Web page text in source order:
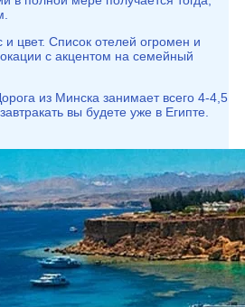
цвет. Список отелей огромен и
с акцентом на семейный
из Минска занимает всего 4-4,5
вы будете уже в Египте.